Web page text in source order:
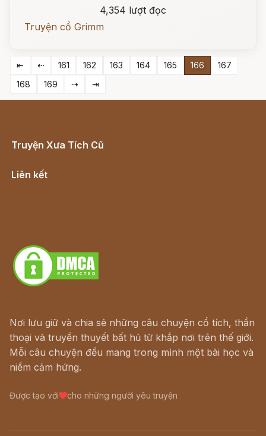
4,354 lượt đọc
Truyện cổ Grimm
⇤ ⇠ 161 162 163 164 165 166
167
168
169 ⇢ ⇥
Truyện Xưa Tích Cũ
Liên kết
Nơi lưu giữ và chia sẻ những câu chuyện cổ tích, thần
thoại và truyền thuyết bất hủ từ khắp nơi trên thế giới.
Mỗi câu chuyện đều mang trong mình một bài học và
niềm cảm hứng.
Được tạo với cho những người yêu truyện